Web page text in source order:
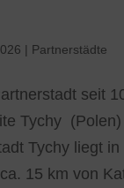
| Partnerstädte
seit
Tychy (Polen)
Tychy liegt in
15 km von